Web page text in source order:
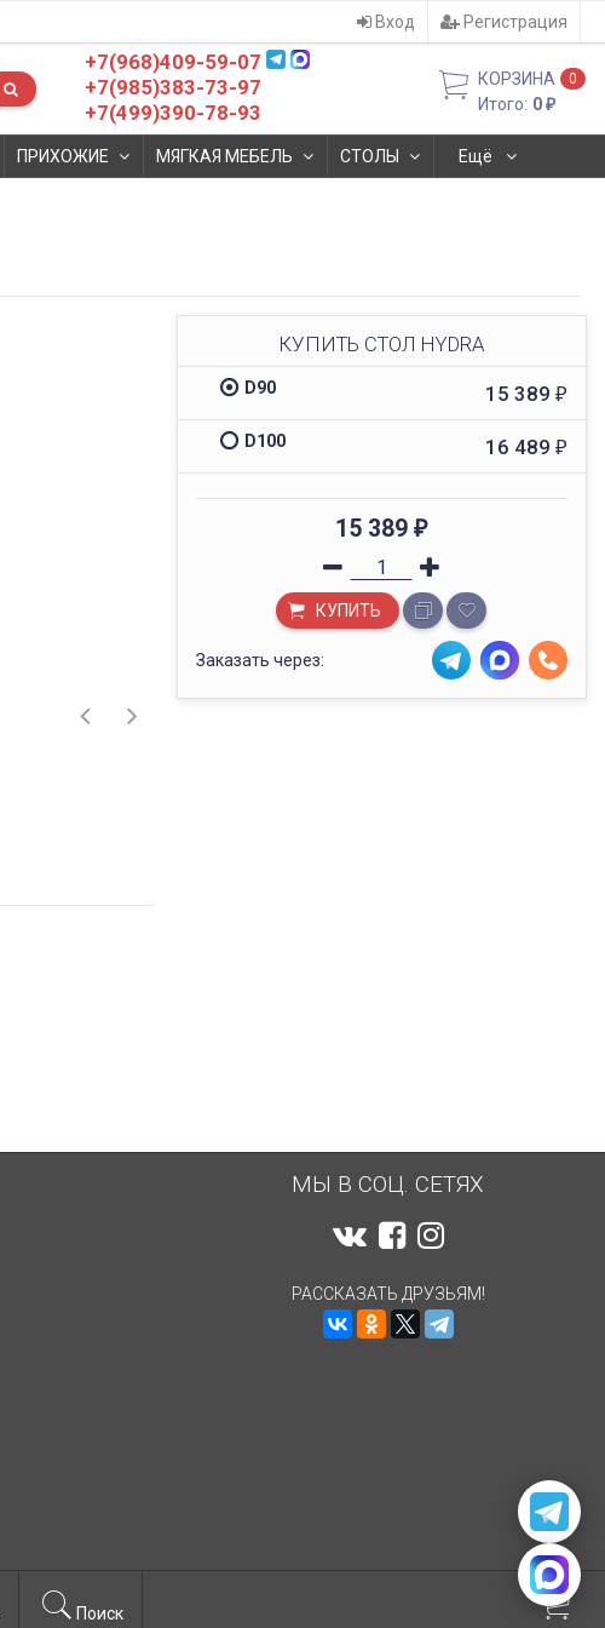
Вход Регистрация
+7(968)409-59-07
+7(985)383-73-97
+7(499)390-78-93
КОРЗИНА 0
Итого: 0₽
ПРИХОЖИЕ МЯГКАЯ МЕБЕЛЬ СТОЛЫ Ещё
КУПИТЬ СТОЛ HYDRA
D90 15 389 ₽
D100 16 489 ₽
15 389₽
КУПИТЬ
Заказать через:
МЫ В СОЦ. СЕТЯХ
РАССКАЗАТЬ ДРУЗЬЯМ!
Поиск